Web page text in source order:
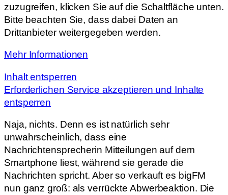
zuzugreifen, klicken Sie auf die Schaltfläche unten.
Bitte beachten Sie, dass dabei Daten an
Drittanbieter weitergegeben werden.
Mehr Informationen
Inhalt entsperren
Erforderlichen Service akzeptieren und Inhalte
entsperren
Naja, nichts. Denn es ist natürlich sehr
unwahrscheinlich, dass eine
Nachrichtensprecherin Mitteilungen auf dem
Smartphone liest, während sie gerade die
Nachrichten spricht. Aber so verkauft es bigFM
nun ganz groß: als verrückte Abwerbeaktion. Die